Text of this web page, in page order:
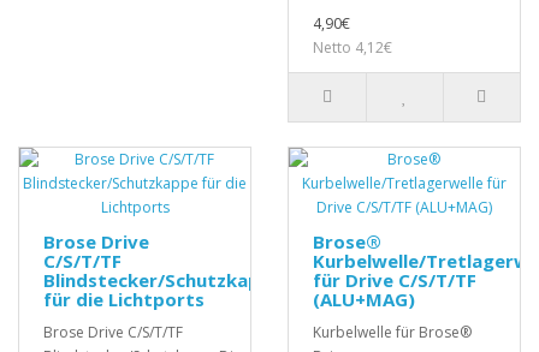
4,90€
Netto 4,12€
Brose Drive
C/S/T/TF
Blindstecker/Schutzkappe
für die Lichtports
Brose Drive C/S/T/TF
Brose®
Kurbelwelle/
für Drive C/S/T/TF
(ALU+MAG)
Kurbelwelle für Brose®